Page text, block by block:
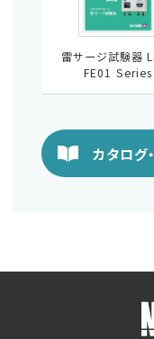
雷サージ試験器
FE01 Series
カタログ